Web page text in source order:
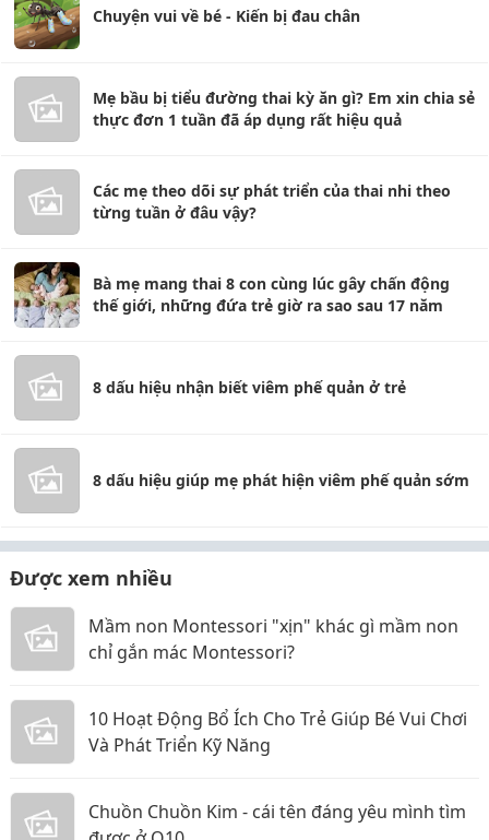
Chuyện vui về bé - Kiến bị đau chân
Mẹ bầu bị tiểu đường thai kỳ ăn gì? Em xin chia sẻ
thực đơn 1 tuần đã áp dụng rất hiệu quả
Các mẹ theo dõi sự phát triển của thai nhi theo
từng tuần ở đâu vậy?
Bà mẹ mang thai 8 con cùng lúc gây chấn động
thế giới, những đứa trẻ giờ ra sao sau 17 năm
8 dấu hiệu nhận biết viêm phế quản ở trẻ
8 dấu hiệu giúp mẹ phát hiện viêm phế quản sớm
Được xem nhiều
Mầm non Montessori "xịn" khác gì mầm non
chỉ gắn mác Montessori?
10 Hoạt Động Bổ Ích Cho Trẻ Giúp Bé Vui Chơi
Và Phát Triển Kỹ Năng
Chuồn Chuồn Kim - cái tên đáng yêu mình tìm